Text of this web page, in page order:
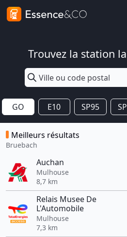
Trouvez la station
GO E10 SP95
Meilleurs résultats
Bruebach
Auchan
Mulhouse
8,7 km
Relais Musee De
L'Automobile
Mulhouse
7,3 km